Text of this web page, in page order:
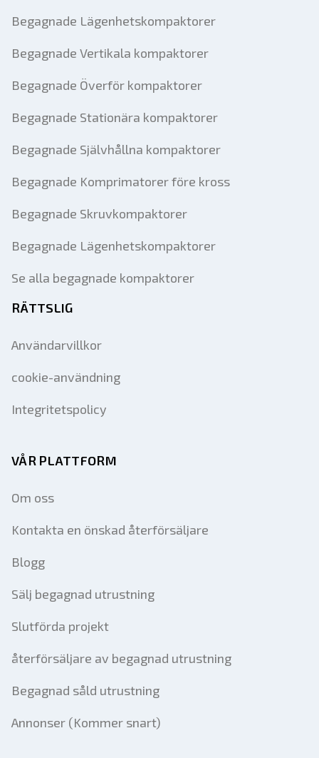
Begagnade Lägenhetskompaktorer
Begagnade Vertikala kompaktorer
Begagnade Överför kompaktorer
Begagnade Stationära kompaktorer
Begagnade Självhållna kompaktorer
Begagnade Komprimatorer före kross
Begagnade Skruvkompaktorer
Begagnade Lägenhetskompaktorer
Se alla begagnade kompaktorer
RÄTTSLIG
Användarvillkor
cookie-användning
Integritetspolicy
VÅR PLATTFORM
Om oss
Kontakta en önskad återförsäljare
Blogg
Sälj begagnad utrustning
Slutförda projekt
återförsäljare av begagnad utrustning
Begagnad såld utrustning
Annonser (Kommer snart)